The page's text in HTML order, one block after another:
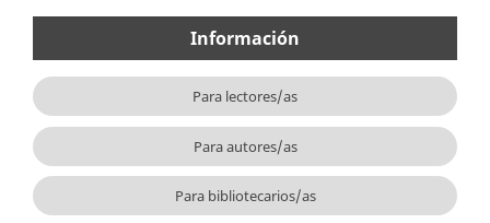
Información
Para lectores/as
Para autores/as
Para bibliotecarios/as